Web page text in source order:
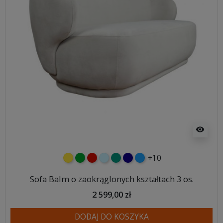
visibility
żółtyzielonyczerwony
błękitnyturkusowy
granatowy
niebieski
+10
Sofa Balm o zaokrąglonych kształtach 3 os.
2 599,00 zł
DODAJ DO KOSZYKA